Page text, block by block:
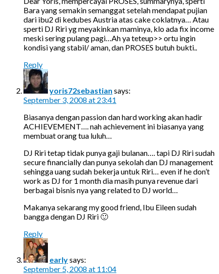
Bara yang semakin semanggat setelah mendapat pujian
dari ibu2 di kedubes Austria atas cake coklatnya… Atau
sperti DJ Riri yg meyakinkan maminya, klo ada fix income
meski sering pulang pagi…Ah ya teteup>> ortu ingin
kondisi yang stabil/ aman, dan PROSES butuh bukti..
Reply
yoris72sebastian says:
September 3, 2008 at 23:41
Biasanya dengan passion dan hard working akan hadir
ACHIEVEMENT…. nah achievement ini biasanya yang
membuat orang tua luluh…
DJ Riri tetap tidak punya gaji bulanan…. tapi DJ Riri sudah
secure financially dan punya sekolah dan DJ management
sehingga uang sudah bekerja untuk Riri… even if he don’t
work as DJ for 1 month dia masih punya revenue dari
berbagai bisnis nya yang related to DJ world…
Makanya sekarang my good friend, Ibu Eileen sudah
bangga dengan DJ Riri 🙂
Reply
earlysays:
September 5, 2008 at 11:04